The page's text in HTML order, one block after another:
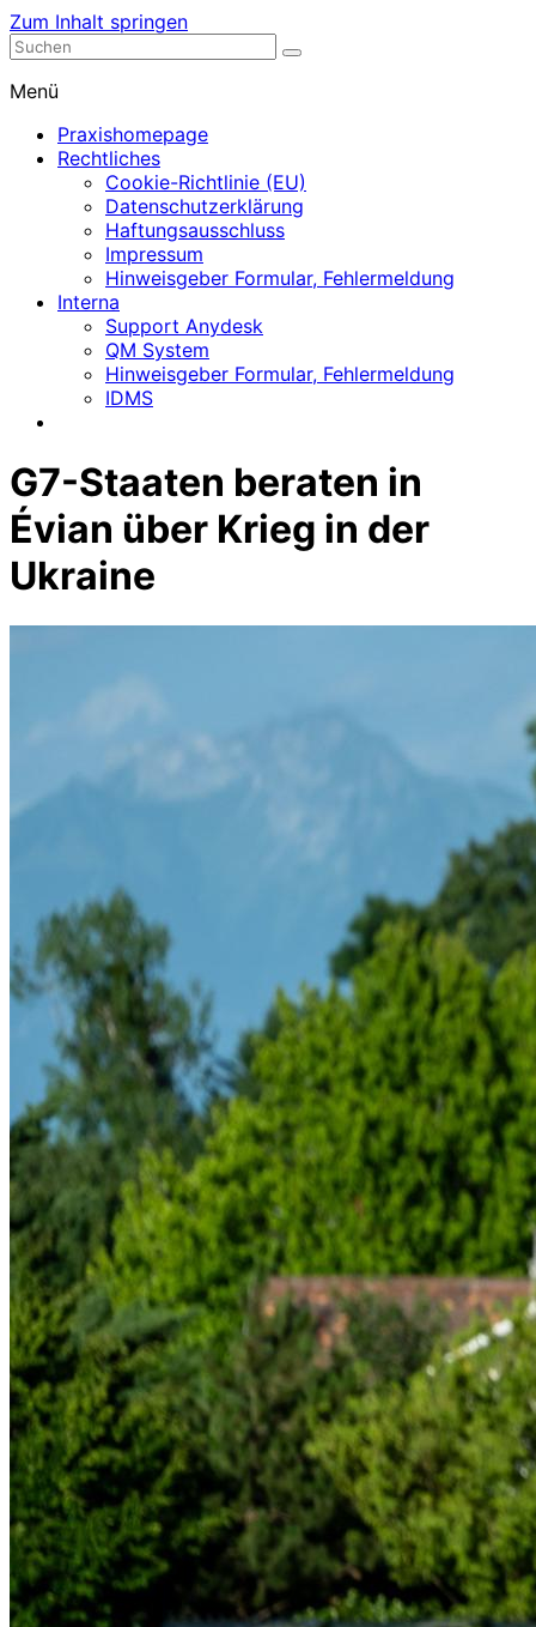
Zum Inhalt springen
Nephrologische Praxis mit Dialyse
Menü
Praxishomepage
Rechtliches
Cookie-Richtlinie (EU)
Datenschutzerklärung
Haftungsausschluss
Impressum
Hinweisgeber Formular, Fehlermeldung
Interna
Support Anydesk
QM System
Hinweisgeber Formular, Fehlermeldung
IDMS
G7-Staaten beraten in
Évian über Krieg in der
Ukraine